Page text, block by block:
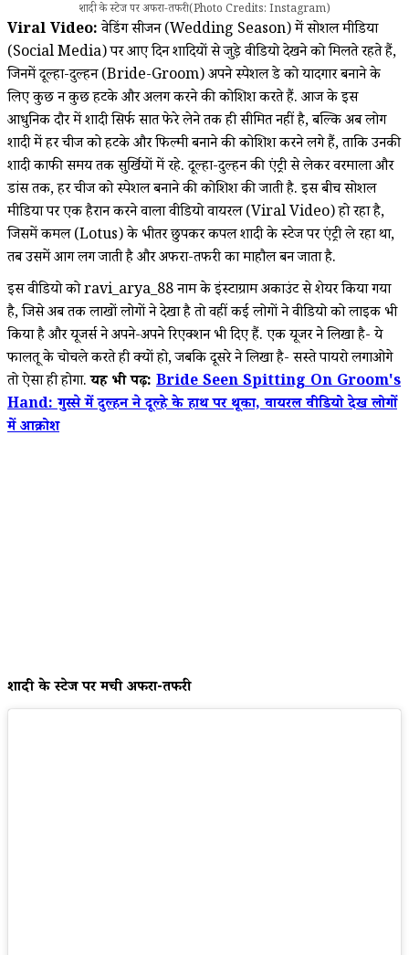
शादी के स्टेज पर अफरा-तफरी (Photo Credits: Instagram)
Viral Video:वेडिंग सीजन (Wedding Season) में सोशल मीडिया
(Social Media) पर आए दिन शादियों से जुड़े वीडियो देखने को मिलते रहते हैं,
जिनमें दूल्हा-दुल्हन (Bride-Groom) अपने स्पेशल डे को यादगार बनाने के
लिए कुछ न कुछ हटके और अलग करने की कोशिश करते हैं. आज के इस
आधुनिक दौर में शादी सिर्फ सात फेरे लेने तक ही सीमित नहीं है, बल्कि अब लोग
शादी में हर चीज को हटके और फिल्मी बनाने की कोशिश करने लगे हैं, ताकि उनकी
शादी काफी समय तक सुर्खियों में रहे. दूल्हा-दुल्हन की एंट्री से लेकर वरमाला और
डांस तक, हर चीज को स्पेशल बनाने की कोशिश की जाती है. इस बीच सोशल
मीडिया पर एक हैरान करने वाला वीडियो वायरल (Viral Video) हो रहा है,
जिसमें कमल (Lotus) के भीतर छुपकर कपल शादी के स्टेज पर एंट्री ले रहा था,
तब उसमें आग लग जाती है और अफरा-तफरी का माहौल बन जाता है.
इस वीडियो को ravi_arya_88 नाम के इंस्टाग्राम अकाउंट से शेयर किया गया
है, जिसे अब तक लाखों लोगों ने देखा है तो वहीं कई लोगों ने वीडियो को लाइक भी
किया है और यूजर्स ने अपने-अपने रिएक्शन भी दिए हैं. एक यूजर ने लिखा है- ये
फालतू के चोचले करते ही क्यों हो, जबकि दूसरे ने लिखा है- सस्ते पायरो लगाओगे
तो ऐसा ही होगा.यह भी पढ़ें: Bride Seen Spitting On Groom's
Hand: गुस्से में दुल्हन ने दूल्हे के हाथ पर थूका, वायरल वीडियो देख लोगों
में आक्रोश
शादी के स्टेज पर मची अफरा-तफरी